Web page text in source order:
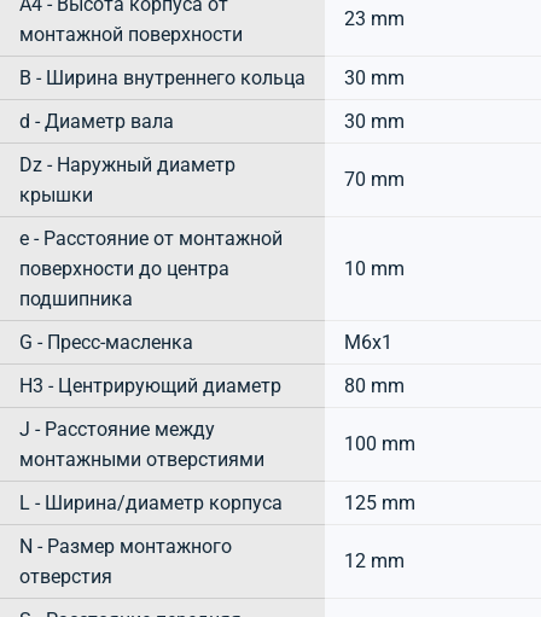
A4 - Высота корпуса от
монтажной поверхности
23 mm
B - Ширина внутреннего кольца
30 mm
d - Диаметр вала
30 mm
Dz - Наружный диаметр
крышки
70 mm
e - Расстояние от монтажной
поверхности до центра
подшипника
10 mm
G - Пресс-масленка
M6x1
H3 - Центрирующий диаметр
80 mm
J - Расстояние между
монтажными отверстиями
100 mm
L - Ширина/диаметр корпуса
125 mm
N - Размер монтажного
отверстия
12 mm